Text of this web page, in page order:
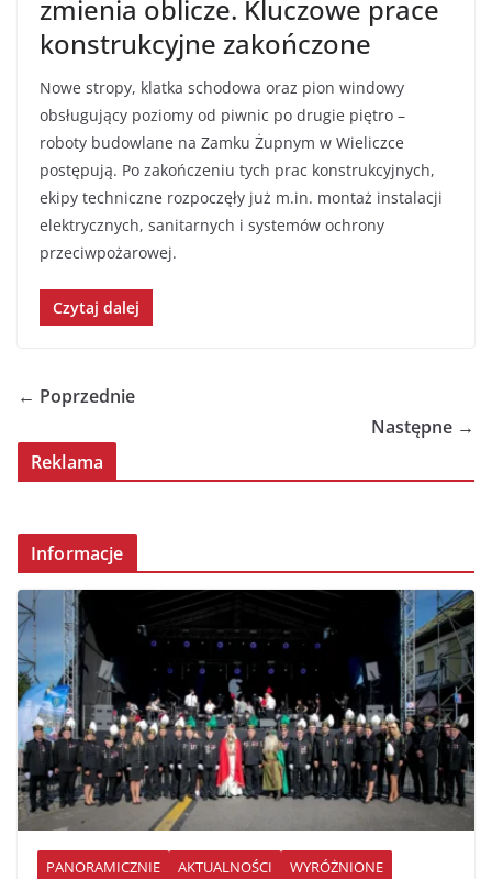
zmienia oblicze. Kluczowe prace
konstrukcyjne zakończone
Nowe stropy, klatka schodowa oraz pion windowy
obsługujący poziomy od piwnic po drugie piętro –
roboty budowlane na Zamku Żupnym w Wieliczce
postępują. Po zakończeniu tych prac konstrukcyjnych,
ekipy techniczne rozpoczęły już m.in. montaż instalacji
elektrycznych, sanitarnych i systemów ochrony
przeciwpożarowej.
Czytaj dalej
← Poprzednie
Następne →
Reklama
Informacje
PANORAMICZNIE AKTUALNOŚCI WYRÓŻNIONE